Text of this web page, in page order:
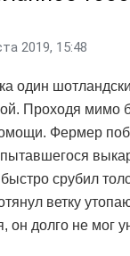
2019, 15:48
один
Проходя мимо
Фермер
срубил
ветку
он долго не мог